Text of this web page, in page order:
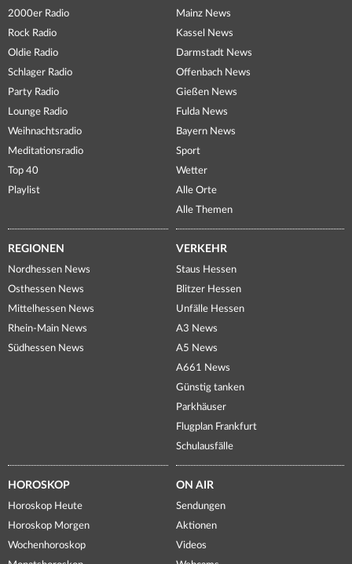
2000er Radio
Rock Radio
Oldie Radio
Schlager Radio
Party Radio
Lounge Radio
Weihnachtsradio
Meditationsradio
Top 40
Playlist
Mainz News
Kassel News
Darmstadt News
Offenbach News
Gießen News
Fulda News
Bayern News
Sport
Wetter
Alle Orte
Alle Themen
REGIONEN
Nordhessen News
Osthessen News
Mittelhessen News
Rhein-Main News
Südhessen News
VERKEHR
Staus Hessen
Blitzer Hessen
Unfälle Hessen
A3 News
A5 News
A661 News
Günstig tanken
Parkhäuser
Flugplan Frankfurt
Schulausfälle
HOROSKOP
Horoskop Heute
Horoskop Morgen
Wochenhoroskop
ON AIR
Sendungen
Aktionen
Videos